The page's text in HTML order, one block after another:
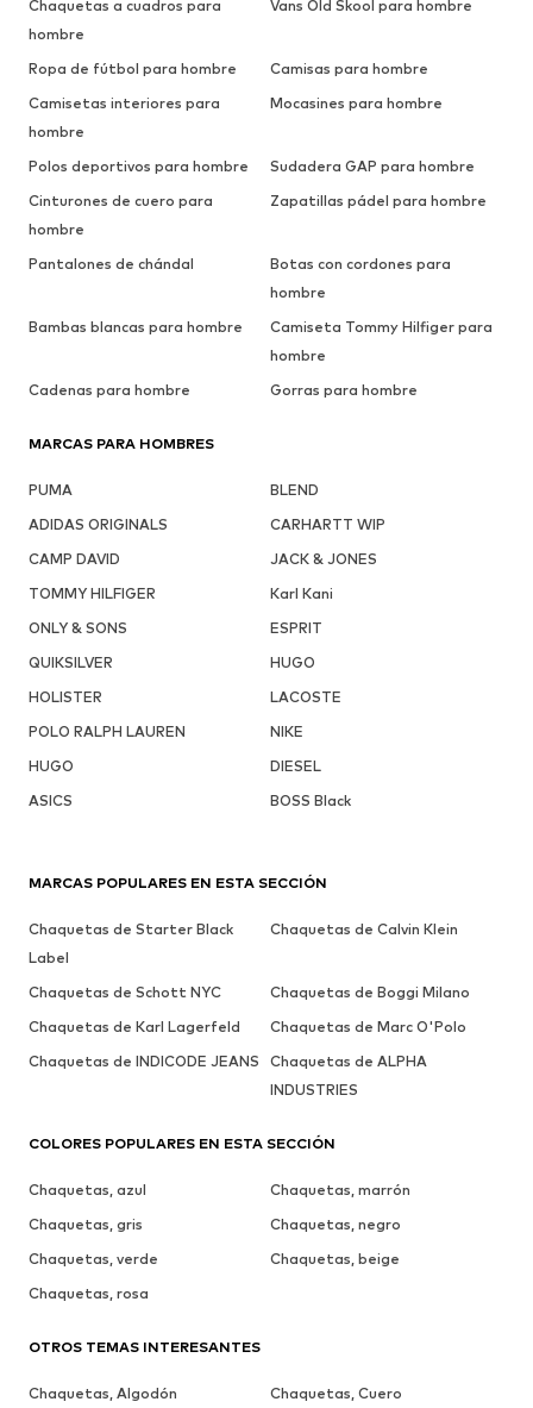
Chaquetas a cuadros para
hombre
Vans Old Skool para hombre
Ropa de fútbol para hombre
Camisas para hombre
Camisetas interiores para
hombre
Mocasines para hombre
Polos deportivos para hombre
Sudadera GAP para hombre
Cinturones de cuero para
hombre
Zapatillas pádel para hombre
Pantalones de chándal
Botas con cordones para
hombre
Bambas blancas para hombre
Camiseta Tommy Hilfiger para
hombre
Cadenas para hombre
Gorras para hombre
MARCAS PARA HOMBRES
PUMA
BLEND
ADIDAS ORIGINALS
CARHARTT WIP
CAMP DAVID
JACK & JONES
TOMMY HILFIGER
Karl Kani
ONLY & SONS
ESPRIT
QUIKSILVER
HUGO
HOLISTER
LACOSTE
POLO RALPH LAUREN
NIKE
HUGO
DIESEL
ASICS
BOSS Black
MARCAS POPULARES EN ESTA SECCIÓN
Chaquetas de Starter Black
Label
Chaquetas de Calvin Klein
Chaquetas de Schott NYC
Chaquetas de Boggi Milano
Chaquetas de Karl Lagerfeld
Chaquetas de Marc O'Polo
Chaquetas de INDICODE JEANS
Chaquetas de ALPHA
INDUSTRIES
COLORES POPULARES EN ESTA SECCIÓN
Chaquetas, azul
Chaquetas, marrón
Chaquetas, gris
Chaquetas, negro
Chaquetas, verde
Chaquetas, beige
Chaquetas, rosa
OTROS TEMAS INTERESANTES
Chaquetas, Algodón
Chaquetas, Cuero